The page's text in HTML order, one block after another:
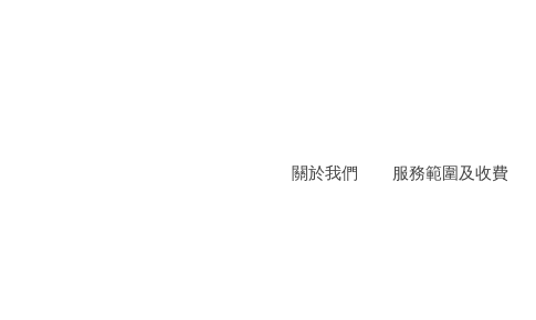
關於我們 服務範圍及收費